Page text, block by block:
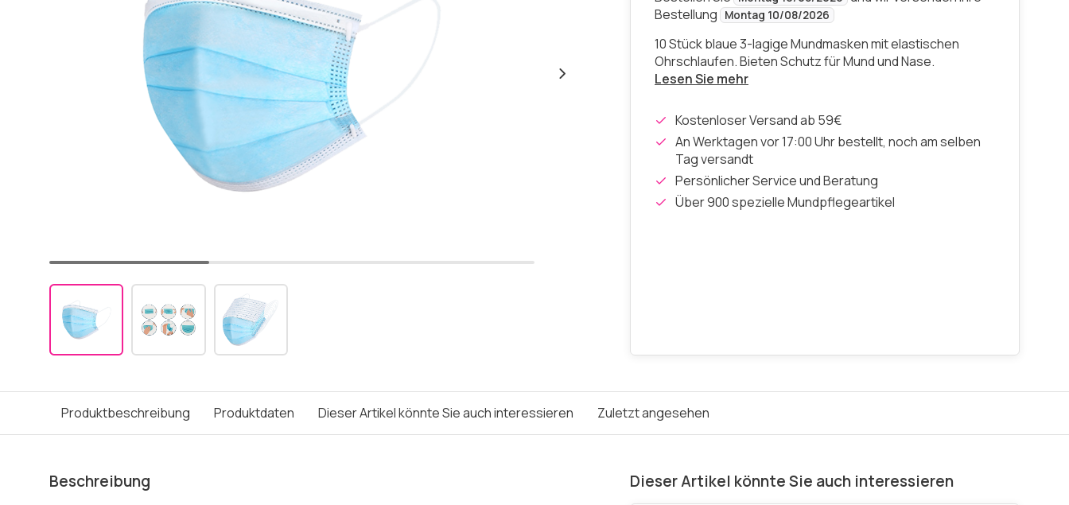
Bestellung
Montag 10/08/2026
10 Stück blaue 3-lagige Mundmasken mit elastischen
Ohrschlaufen. Bieten Schutz für Mund und Nase.
Lesen Sie mehr
Kostenloser Versand ab 59€
An Werktagen vor 17:00 Uhr bestellt, noch am selben
Tag versandt
Persönlicher Service und Beratung
Über 900 spezielle Mundpflegeartikel
Produktbeschreibung Produktdaten Dieser Artikel könnte Sie auch interessieren Zuletzt angesehen
Beschreibung Dieser Artikel könnte Sie auch interessieren